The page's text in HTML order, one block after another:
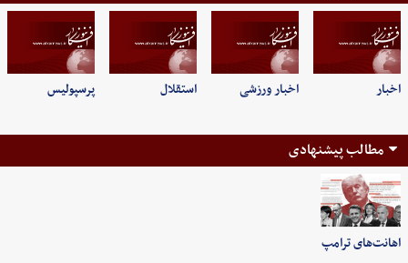
اخبار اخبار ورزشی استقلال پرسپولیس
مطالب پیشنهادی
اهانت‌های ترامپ